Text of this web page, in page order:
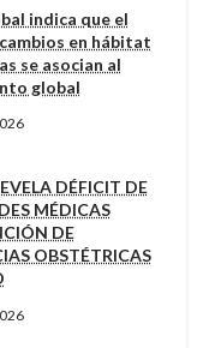
indica que el
en hábitat
se asocian al
global
DÉFICIT DE
MÉDICAS
DE
OBSTÉTRICAS